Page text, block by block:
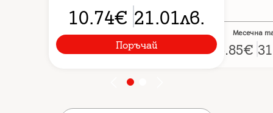
10.74€ 21.01лв.
Поръчай
Месечна
15.85€